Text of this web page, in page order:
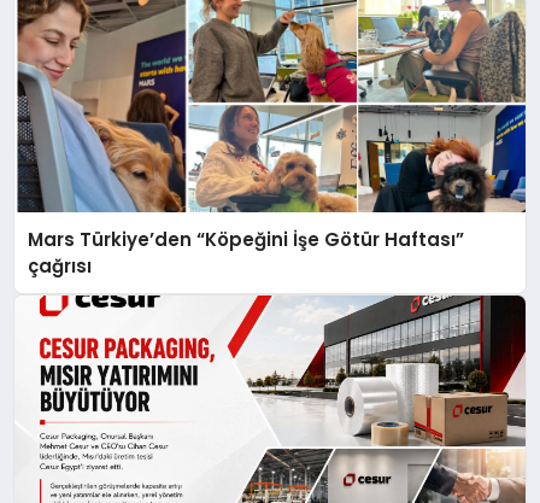
Mars Türkiye’den “Köpeğini İşe Götür Haftası”
çağrısı